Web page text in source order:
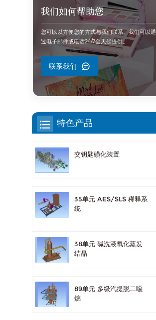
我们如何帮助您
您可以以方便您的方式与我们联系。我们可以通
过电子邮件或电话24/7全天候提供。
联系我们
特色产品
交钥匙磺化装置
35单元 AES/SLS 稀释系
统
38单元 碱洗液氧化蒸发
结晶
89单元 多级汽提脱二噁
烷